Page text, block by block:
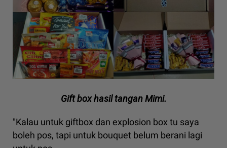
Gift box hasil tangan Mimi.
"Kalau untuk giftbox dan explosion box tu saya
boleh pos, tapi untuk bouquet belum berani lagi